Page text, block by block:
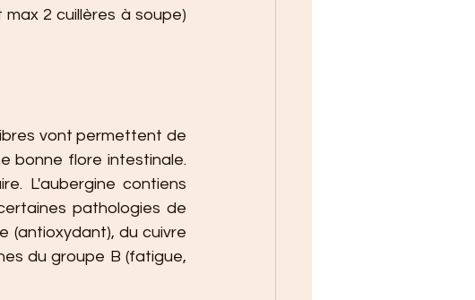
2 cuillères à soupe)
vont permettent de
bonne flore intestinale.
L'aubergine contiens
pathologies de
(antioxydant), du cuivre
du groupe B (fatigue,